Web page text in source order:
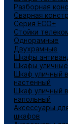
Разборная
Сварная
Серия ECO+
Стойки
Однорамные
Двухрамные
Шкафы
Шкафы
Шкаф уличный
настенный
Шкаф уличный
напольный
Аксессуары
шкафов